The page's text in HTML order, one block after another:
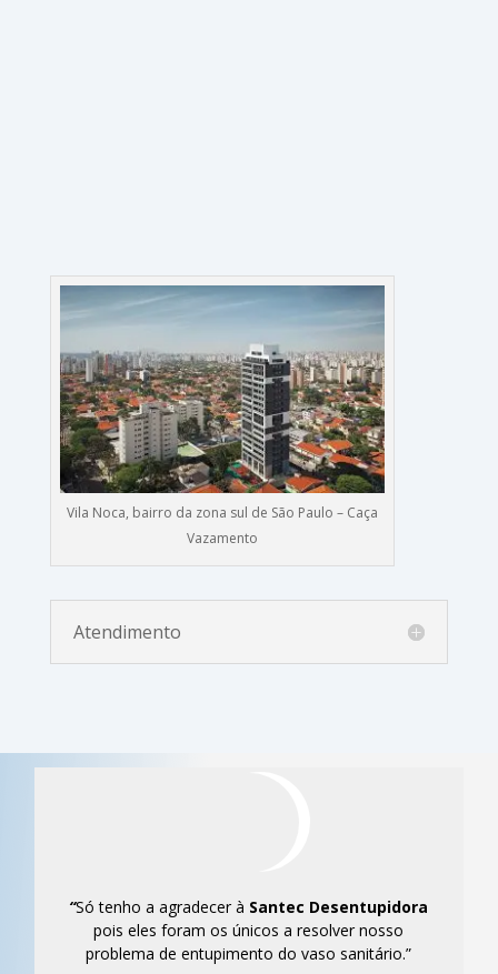
Vila Noca, bairro da zona sul de São Paulo – Caça
Vazamento
Atendimento
“Só tenho a agradecer à Santec Desentupidora
pois eles foram os únicos a resolver nosso
problema de entupimento do vaso sanitário.”